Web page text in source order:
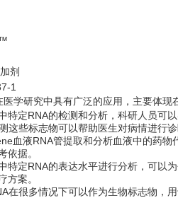
剂
1
学研究中具有广泛的应用，主要体现
特定RNA的检测和分析，科研人员可
这些标志物可以帮助医生对病情进行诊
血液RNA管提取和分析血液中的药
依据。
特定RNA的表达水平进行分析，可以
方案。
在很多情况下可以作为生物标志物，